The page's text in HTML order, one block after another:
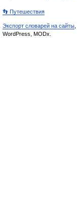
👣 Путешествия
Экспорт словарей на сайты
WordPress, MODx.